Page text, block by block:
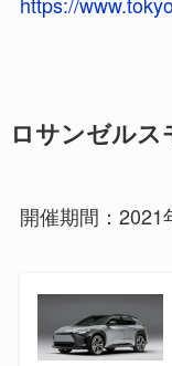
ロサンゼルス
開催期間：2021